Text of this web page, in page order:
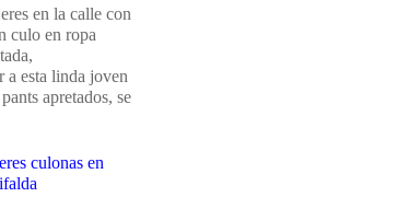
en la calle con
culo en ropa
a esta linda joven
apretados, se
culonas en